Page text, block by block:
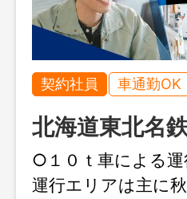
契約社員 車通勤OK
北海道東北名
○１０ｔ車による
運行エリアは主に